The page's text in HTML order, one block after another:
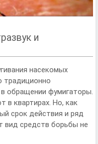
и
насекомых
традиционно
обращении фумигаторы.
в квартирах. Но, как
срок действия и ряд
вид средств борьбы не